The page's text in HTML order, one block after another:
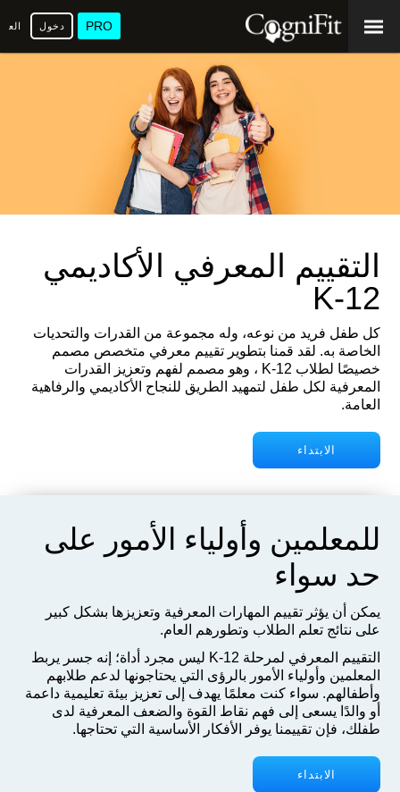
PRO دخول
التقييم المعرفي الأكاديمي
K-12
كل طفل فريد من نوعه، وله مجموعة من القدرات والتحديات
الخاصة به. لقد قمنا بتطوير تقييم معرفي متخصص مصمم
خصيصًا لطلاب K-12 ، وهو مصمم لفهم وتعزيز القدرات
المعرفية لكل طفل لتمهيد الطريق للنجاح الأكاديمي والرفاهية
العامة.
الابتداء
للمعلمين وأولياء الأمور على
حد سواء
يمكن أن يؤثر تقييم المهارات المعرفية وتعزيزها بشكل كبير
على نتائج تعلم الطلاب وتطورهم العام.
التقييم المعرفي لمرحلة K-12 ليس مجرد أداة؛ إنه جسر يربط
المعلمين وأولياء الأمور بالرؤى التي يحتاجونها لدعم طلابهم
وأطفالهم. سواء كنت معلمًا يهدف إلى تعزيز بيئة تعليمية داعمة
أو والدًا يسعى إلى فهم نقاط القوة والضعف المعرفية لدى
طفلك، فإن تقييمنا يوفر الأفكار الأساسية التي تحتاجها.
الابتداء